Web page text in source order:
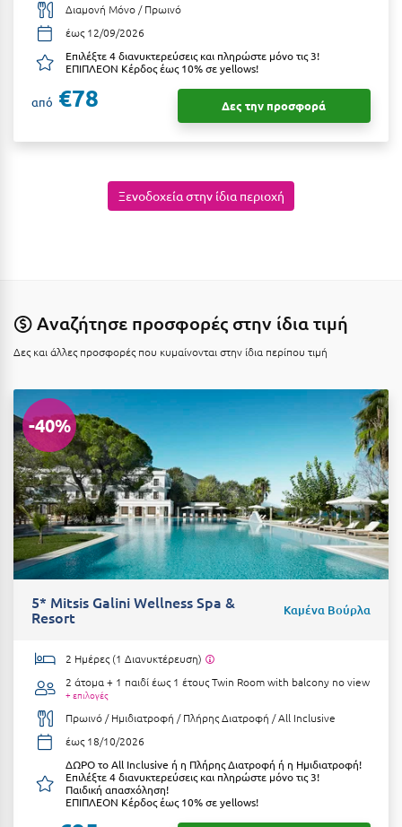
Ιωάννινα
Καμένα Βούρλα
Καρδάμαινα
Καρδαμύλη
Καρδίτσα
Κάρπαθος
Καρπενήσι
Κάρυστος
Κάσος
Κασσάνδρα
Κατερίνη
Κέα - Τζιά
Κερατέα
Κέρκυρα
Κεφαλονιά
Διαμονή Μόνο / Πρωινό
έως 12/09/2026
Επιλέξτε 4 διανυκτερεύσεις και πληρώστε μόνο τις 3!
ΕΠΙΠΛΕΟΝ Κέρδος έως 10% σε yellows!
από €78 Δες την προσφορά
Ξενοδοχεία στην ίδια περιοχή
Αναζήτησε προσφορές στην ίδια τιμή
Δες και άλλες προσφορές που κυμαίνονται στην ίδια περίπου τιμή
-40%
5* Mitsis Galini Wellness Spa &
Resort Καμένα Βούρλα
2 Ημέρες (1 Διανυκτέρευση)
2 άτομα + 1 παιδί έως 1 έτουςTwin Room with balcony no view
+ επιλογές
Πρωινό / Ημιδιατροφή / Πλήρης Διατροφή / All Inclusive
έως 18/10/2026
ΔΩΡΟ το All Inclusive ή η Πλήρης Διατροφή ή η Ημιδιατροφή!
Επιλέξτε 4 διανυκτερεύσεις και πληρώστε μόνο τις 3!
Παιδική απασχόληση!
ΕΠΙΠΛΕΟΝ Κέρδος έως 10% σε yellows!